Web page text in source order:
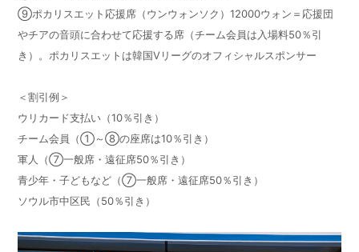
⑨ポカリスエット応援席（ウンウォンソク）12000ウォン＝応援団
やチアの音頭に合わせて応援する席（チーム会員は入場料50％引
き）。ポカリスエットは韓国Vリーグのオフィシャルスポンサー
＜割引例＞
ウリカード支払い（10％引き）
チーム会員（①～⑧の座席は10％引き）
軍人（⑦一般席・遠征席50％引き）
青少年・子どもなど（⑦一般席・遠征席50％引き）
ソウル市中区民（50％引き）